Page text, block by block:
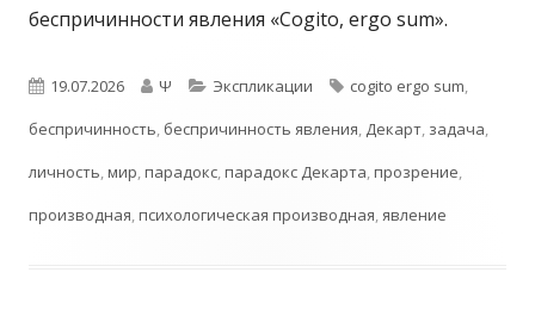
беспричинности явления «Cogito, ergo sum».
Опубликовано
19.07.2026 Автор
Ψ Рубрики
Экспликации Метки
cogito ergo sum,
беспричинность, беспричинность явления, Декарт, задача,
личность,мир,парадокс,парадокс Декарта,прозрение,
производная,психологическая производная,явление